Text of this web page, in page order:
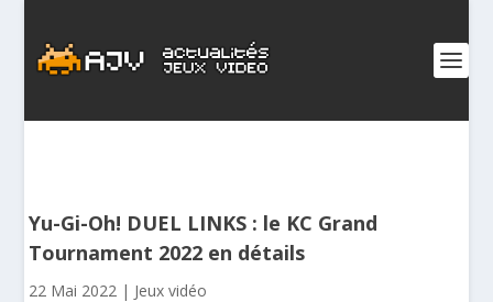
Yu-Gi-Oh! DUEL LINKS : le KC Grand
Tournament 2022 en détails
22 Mai 2022 | Jeux vidéo